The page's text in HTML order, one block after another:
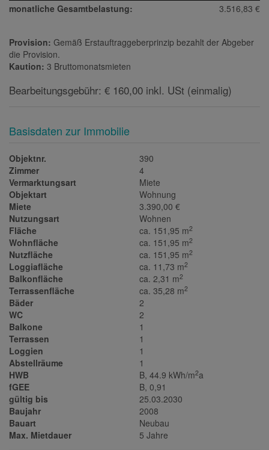
monatliche Gesamtbelastung:
3.516,83 €
Provision: Gemäß Erstauftraggeberprinzip bezahlt der Abgeber
die Provision.
Kaution: 3 Bruttomonatsmieten
Bearbeitungsgebühr: € 160,00 inkl. USt (einmalig)
Basisdaten zur Immobilie
Objektnr.
390
Zimmer
4
Vermarktungsart
Miete
Objektart
Wohnung
Miete
3.390,00 €
Nutzungsart
Wohnen
Fläche
ca. 151,95 m2
Wohnfläche ca. 151,95 m2
Nutzfläche ca. 151,95 m2
Loggiafläche ca. 11,73 m2
Balkonfläche ca. 2,31 m2
Terrassenfläche ca. 35,28 m2
Bäder
2
WC
2
Balkone
1
Terrassen
1
Loggien
1
Abstellräume
1
HWB
B, 44.9 kWh/m2a
fGEE
B, 0,91
gültig bis
25.03.2030
Baujahr
2008
Bauart
Neubau
Max. Mietdauer
5 Jahre